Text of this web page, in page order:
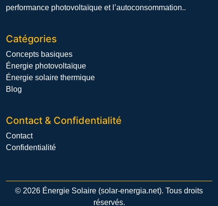
performance photovoltaïque et l’autoconsommation..
Catégories
Concepts basiques
Énergie photovoltaïque
Énergie solaire thermique
Blog
Contact & Confidentialité
Contact
Confidentialité
© 2026 Énergie Solaire (solar-energia.net). Tous droits
réservés.